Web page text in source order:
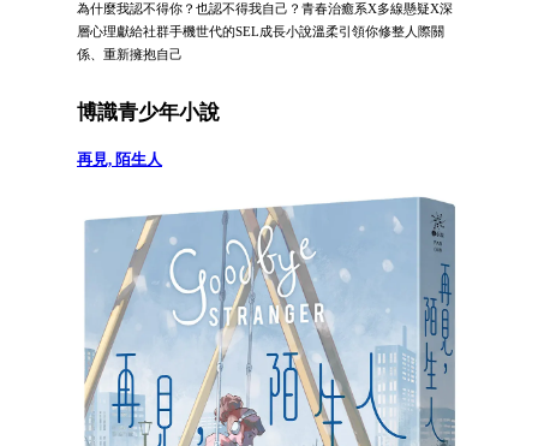
為什麼我認不得你？也認不得我自己？青春治癒系X多線懸疑X深
層心理獻給社群手機世代的SEL成長小說溫柔引領你修整人際關
係、重新擁抱自己
博識青少年小說
再見, 陌生人